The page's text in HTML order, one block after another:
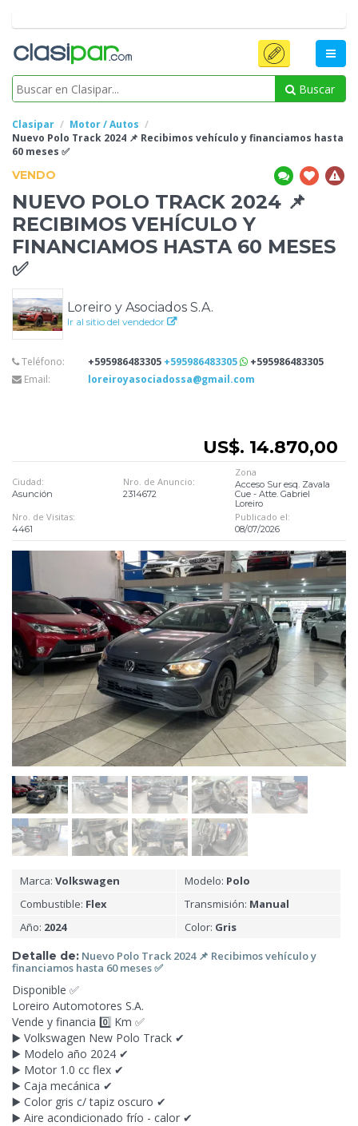
Buscar
Clasipar
Motor / Autos
Nuevo Polo Track 2024 📌 Recibimos vehículo y financiamos hasta
60 meses ✅️
VENDO
NUEVO POLO TRACK 2024 📌
RECIBIMOS VEHÍCULO Y
FINANCIAMOS HASTA 60 MESES
✅️
Loreiro y Asociados S.A.
Ir al sitio del vendedor
Teléfono: +595986483305 +595986483305
+595986483305
Email:
loreiroyasociadossa@gmail.com
US$. 14.870,00
Ciudad:
Asunción
Nro. de Anuncio:
2314672
Zona
Acceso Sur esq. Zavala
Cue - Atte. Gabriel
Loreiro
Nro. de Visitas:
4461
Publicado el:
08/07/2026
Marca: Volkswagen Modelo: Polo
Combustible: Flex Transmisión: Manual
Año: 2024 Color: Gris
Detalle de: Nuevo Polo Track 2024 📌 Recibimos vehículo y
financiamos hasta 60 meses ✅️
Disponible ✅️
Loreiro Automotores S.A.
Vende y financia 0️⃣ Km ✅️
▶️ Volkswagen New Polo Track ✔
▶️ Modelo año 2024 ✔
▶️ Motor 1.0 cc flex ✔
▶️ Caja mecánica ✔
▶️ Color gris c/ tapiz oscuro ✔
▶️ Aire acondicionado frío - calor ✔